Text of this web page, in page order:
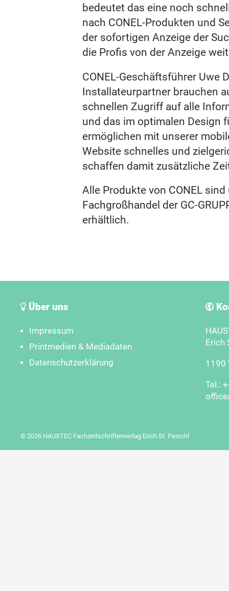
bedeutet das eine noch
nach CONEL-Produkten und
der sofortigen Anzeige der
die Profis von der Anzeige
CONEL-Geschäftsführer Uwe
Installateurpartner brauchen
schnellen Zugriff auf alle
und das im optimalen Design
ermöglichen mit unserer
Website schnelles und
schaffen damit zusätzliche
Alle Produkte von CONEL sind
Fachgroßhandel der GC-
erhältlich.
Über uns
Impressum
Printmedien & Mediadaten
Datenschutzerklärung
Erich
1190
Tel.:
© 2026 HAUSTEC Fachzeitschriftenverlag Erich St. Peischl